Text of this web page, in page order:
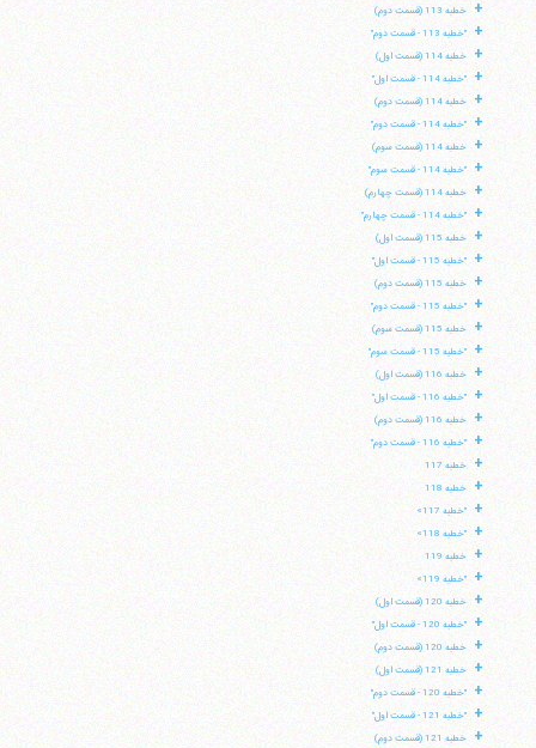
+ خطبه 113 (قسمت دوم)
+ "خطبه 113 - قسمت دوم"
+ خطبه 114 (قسمت اول)
+ "خطبه 114 - قسمت اول"
+ خطبه 114 (قسمت دوم)
+ "خطبه 114 - قسمت دوم"
+ خطبه 114 (قسمت سوم)
+ "خطبه 114 - قسمت سوم"
+ خطبه 114 (قسمت چهارم)
+ "خطبه 114 - قسمت چهارم"
+ خطبه 115 (قسمت اول)
+ "خطبه 115 - قسمت اول"
+ خطبه 115 (قسمت دوم)
+ "خطبه 115 - قسمت دوم"
+ خطبه 115 (قسمت سوم)
+ "خطبه 115 - قسمت سوم"
+ خطبه 116 (قسمت اول)
+ "خطبه 116 - قسمت اول"
+ خطبه 116 (قسمت دوم)
+ "خطبه 116 - قسمت دوم"
+ خطبه 117
+ خطبه 118
+ "خطبه 117»
+ "خطبه 118»
+ خطبه 119
+ "خطبه 119»
+ خطبه 120 (قسمت اول)
+ "خطبه 120 - قسمت اول"
+ خطبه 120 (قسمت دوم)
+ خطبه 121 (قسمت اول)
+ "خطبه 120 - قسمت دوم"
+ "خطبه 121 - قسمت اول"
+ خطبه 121 (قسمت دوم)